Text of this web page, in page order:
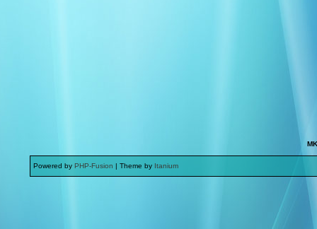
Powered by PHP-Fusion | Theme by Itanium